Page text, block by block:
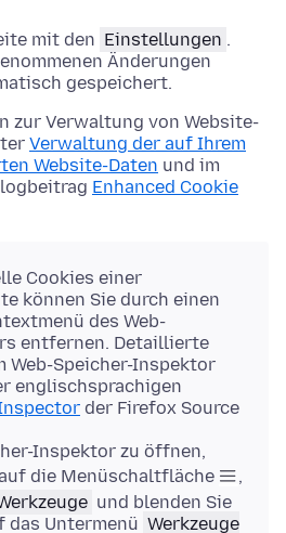
mit den Einstellungen .
Änderungen
gespeichert.
zur Verwaltung von Website-
Verwaltung der auf Ihrem
Website-Daten und im
Enhanced Cookie
Cookies einer
können Sie durch einen
des Web-
entfernen. Detaillierte
Web-Speicher-Inspektor
englischsprachigen
der Firefox Source
Inspektor zu öffnen,
die Menüschaltfläche
,
und blenden Sie
das Untermenü Werkzeuge